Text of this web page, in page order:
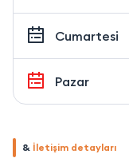
Cumartesi
Pazar
& İletişim detayları